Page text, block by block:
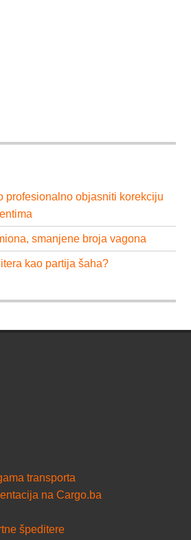
profesionalno objasniti korekciju
smanjene broja vagona
kao partija šaha?
transporta
na Cargo.ba
špeditere